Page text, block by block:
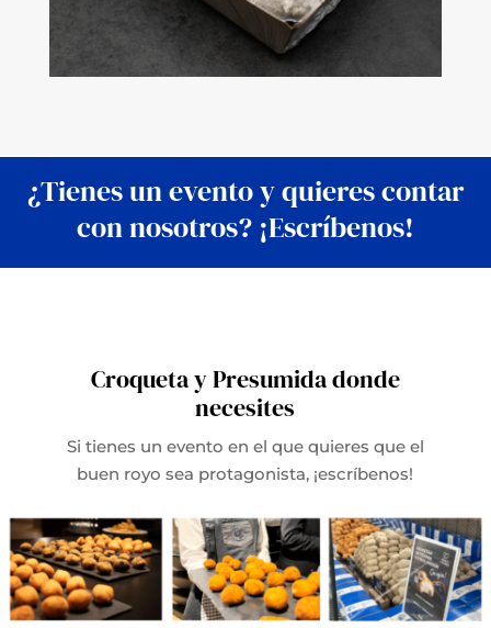
¿Tienes un evento y quieres contar
con nosotros? ¡Escríbenos!
Croqueta y Presumida donde
necesites
Si tienes un evento en el que quieres que el
buen royo sea protagonista, ¡escríbenos!